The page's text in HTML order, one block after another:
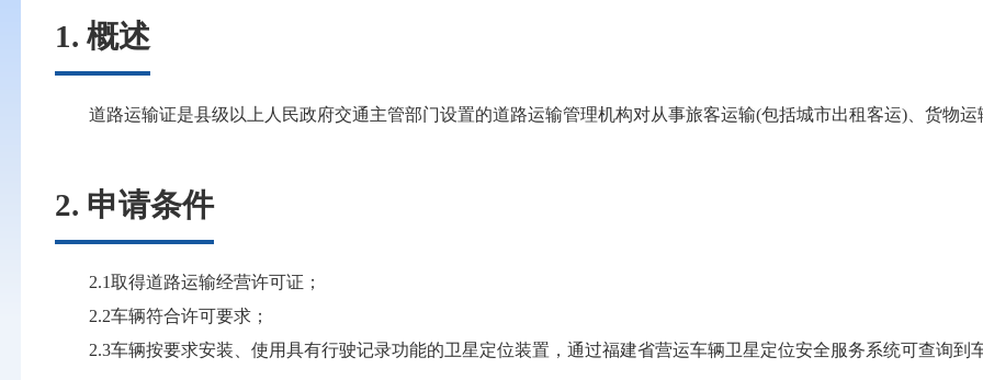
1. 概述
道路运输证是县级以上人民政府交通主管部门设置的道路运输管理机构对从事旅客运输(包括城市出租客运)、货物
2. 申请条件
2.1取得道路运输经营许可证；
2.2车辆符合许可要求；
2.3车辆按要求安装、使用具有行驶记录功能的卫星定位装置，通过福建省营运车辆卫星定位安全服务系统可查询到